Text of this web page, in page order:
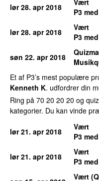
lør 28. apr 2018
P3
lør 28. apr 2018
Vært
P3
søn 22. apr 2018
Et af P3’s mest populære
Kenneth K. udfordrer din
Ring på 70 20 20 20 og
kategorier. Du kan vinde
lør 21. apr 2018
Vært
P3
lør 21. apr 2018
Vært
P3
Vært